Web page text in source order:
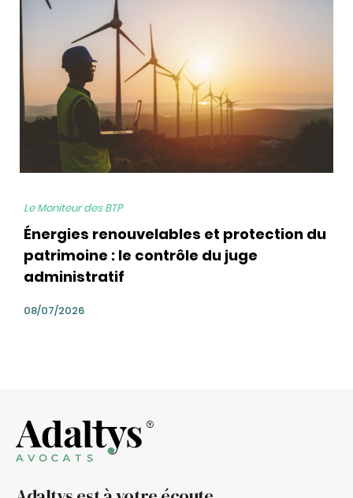
bg
Le Moniteur des BTP
Énergies renouvelables et protection du
patrimoine : le contrôle du juge
administratif
08/07/2026